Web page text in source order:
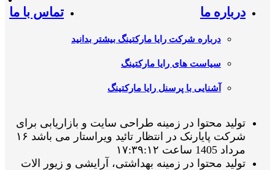
درباره ما
درباره شرکت رایا مارکتینگ بیشتر بدانید
سیاست های رایا مارکتینگ
آشنایی با پرسنل رایا مارکتینگ
تماس با ما
تولید محتوا در زمینه طراحی سایت و بازاریابی برای
شرکت پایارنک در انتظار تائید ویراستار می باشد ۱۶
مرداد 1405 ساعت ۱۷:۳۹:۱۲
تولید محتوا در زمینه بهداشتی، آرایشی و زیور الات